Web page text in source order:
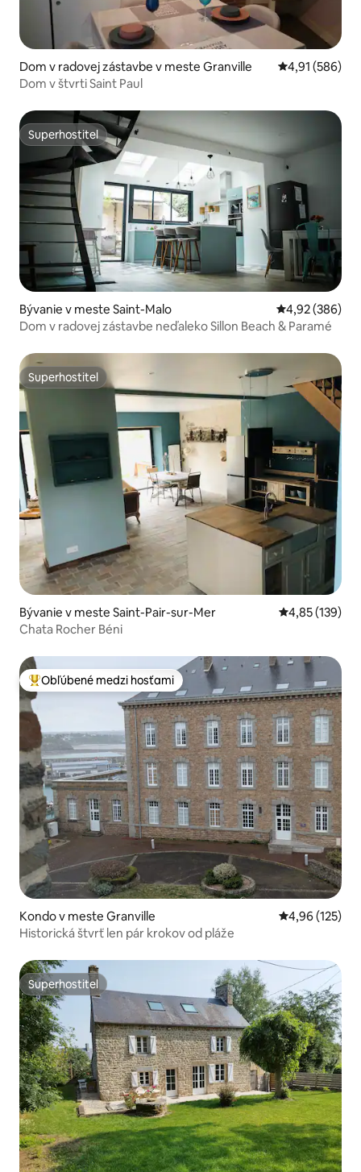
Dom v radovej zástavbe v meste Granville Priemerné
4,91 (586)
Dom v štvrti Saint Paul
Superhostiteľ
Superhostiteľ
Bývanie v meste Saint-Malo Priemerné
4,92 (386)
Dom v radovej zástavbe neďaleko Sillon Beach & Paramé
Superhostiteľ
Superhostiteľ
Bývanie v meste Saint-Pair-sur-Mer Priemerné
4,85 (139)
Chata Rocher Béni
Najobľúbenejšie medzi hosťami
Obľúbené medzi hosťami
Kondo v meste Granville Priemerné
4,96 (125)
Historická štvrť len pár krokov od pláže
Superhostiteľ
Superhostiteľ